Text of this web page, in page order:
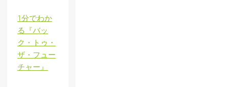
1分でわか
る『バッ
ク・トゥ・
ザ・フュー
チャー』